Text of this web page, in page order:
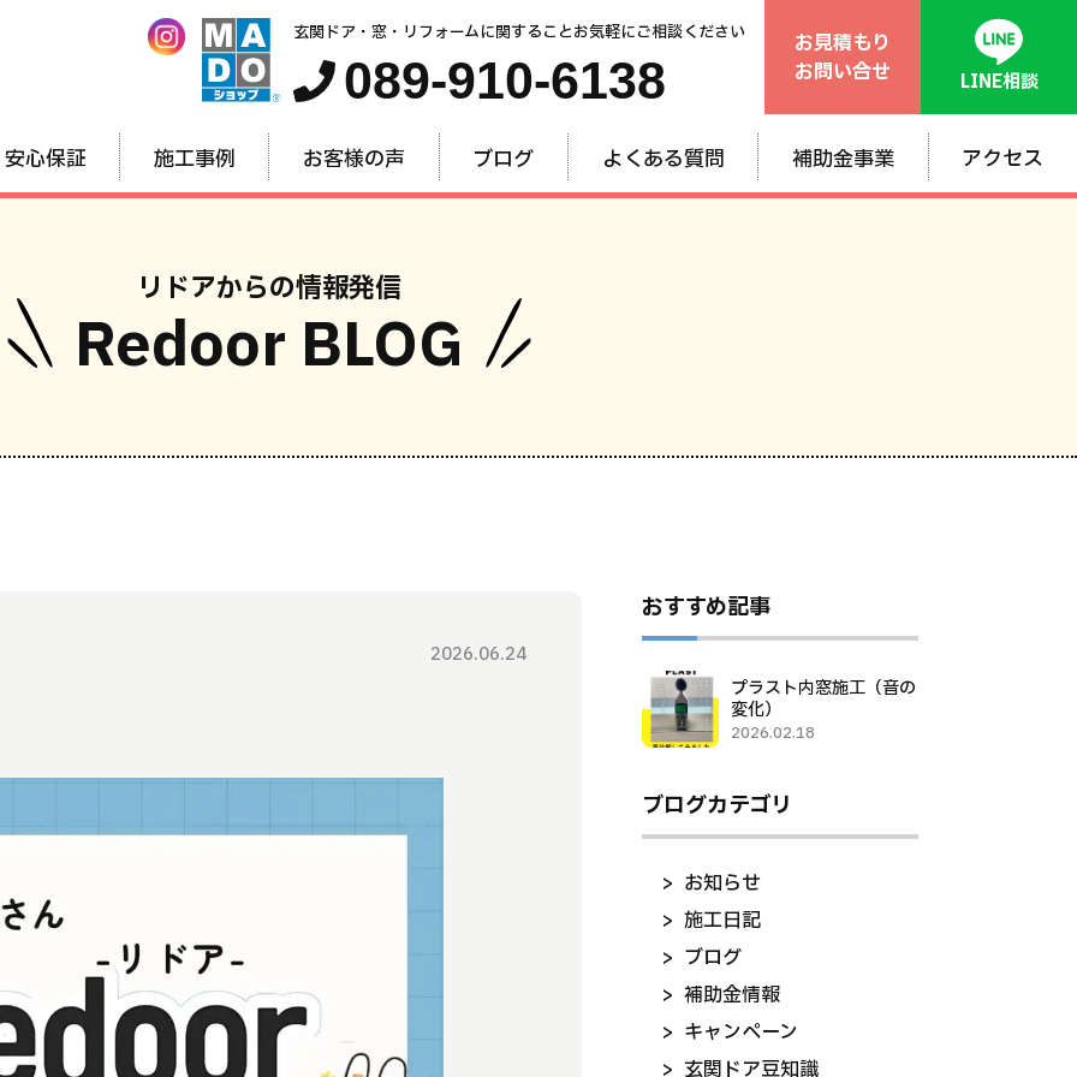
玄関ドア・窓・リフォームに関することお気軽にご相談ください
089-910-6138
お見積もり
お問い合せ
LINE相談
安心保証 施工事例 お客様の声 ブログ よくある質問 補助金事業 アクセス
リドアからの情報発信
Redoor BLOG
2026.06.24
おすすめ記事
プラスト内窓施工（音の
変化）
2026.02.18
ブログカテゴリ
お知らせ
施工日記
ブログ
補助金情報
キャンペーン
玄関ドア豆知識